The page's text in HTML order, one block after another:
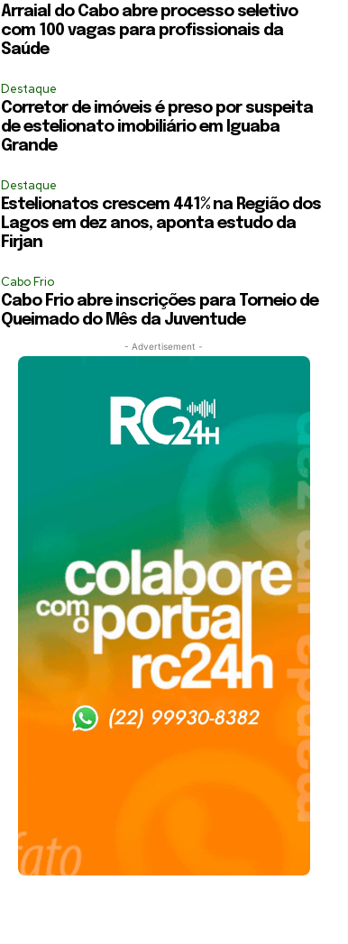
Arraial do Cabo abre processo seletivo
com 100 vagas para profissionais da
Saúde
Destaque
Corretor de imóveis é preso por suspeita
de estelionato imobiliário em Iguaba
Grande
Destaque
Estelionatos crescem 441% na Região dos
Lagos em dez anos, aponta estudo da
Firjan
Cabo Frio
Cabo Frio abre inscrições para Torneio de
Queimado do Mês da Juventude
- Advertisement -